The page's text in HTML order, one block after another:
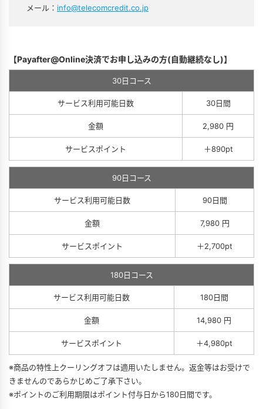
メール： info@telecomcredit.co.jp
【Payafter@Online決済でお申し込みの方(自動継続なし)】
30日コース
サービス利用可能日数 30日間
金額 2,980 円
サービスポイント ＋890pt
90日コース
サービス利用可能日数 90日間
金額 7,980 円
サービスポイント ＋2,700pt
180日コース
サービス利用可能日数 180日間
金額 14,980 円
サービスポイント ＋4,980pt
※商品の特性上クーリングオフは適用いたしません。返金等はお受けで
きませんのであらかじめご了承下さい。
※ポイントのご利用期限はポイント付与日から180日間です。